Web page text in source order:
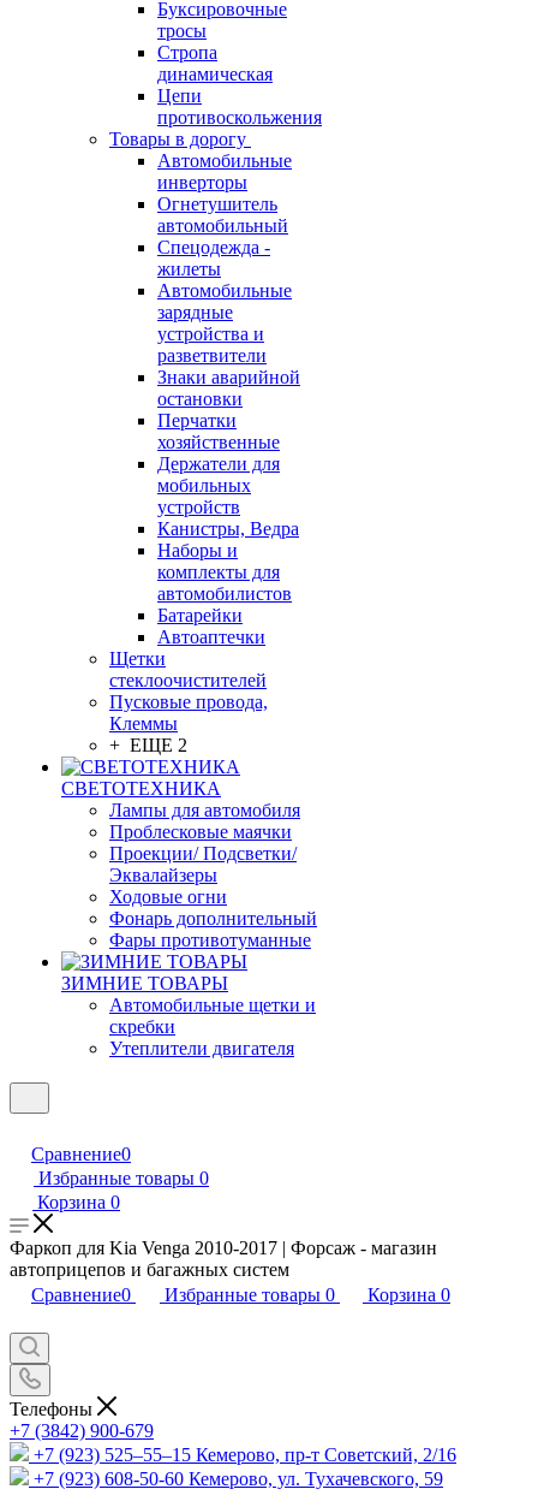
Буксировочные
тросы
Стропа
динамическая
Цепи
противоскольжения
Товары в дорогу
Автомобильные
инверторы
Огнетушитель
автомобильный
Спецодежда -
жилеты
Автомобильные
зарядные
устройства и
разветвители
Знаки аварийной
остановки
Перчатки
хозяйственные
Держатели для
мобильных
устройств
Канистры, Ведра
Наборы и
комплекты для
автомобилистов
Батарейки
Автоаптечки
Щетки
стеклоочистителей
Пусковые провода,
Клеммы
+ ЕЩЕ 2
СВЕТОТЕХНИКА
Лампы для автомобиля
Проблесковые маячки
Проекции/ Подсветки/
Эквалайзеры
Ходовые огни
Фонарь дополнительный
Фары противотуманные
ЗИМНИЕ ТОВАРЫ
Автомобильные щетки и
скребки
Утеплители двигателя
Сравнение0
Избранные товары 0
Корзина 0
Фаркоп для Kia Venga 2010-2017 | Форсаж - магазин
автоприцепов и багажных систем
Сравнение0 Избранные товары 0 Корзина 0
Телефоны
+7 (3842) 900-679
+7 (923) 525–55–15 Кемерово, пр-т Советский, 2/16
+7 (923) 608-50-60 Кемерово, ул. Тухачевского, 59